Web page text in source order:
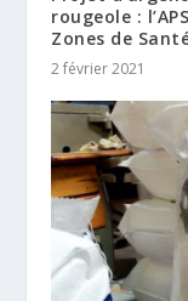
rougeole :
Zones de
2 février 2021